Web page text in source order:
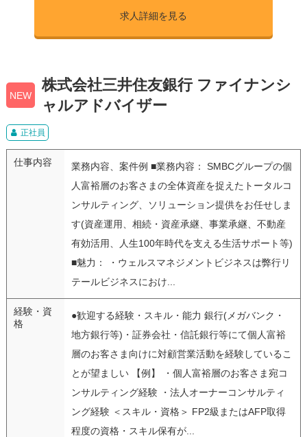
求人詳細を見る
NEW
株式会社三井住友銀行 ファイナンシ
ャルアドバイザー
正社員
仕事内容
業務内容、案件例 ■業務内容： SMBCグループの個
人富裕層のお客さまの全体資産を捉えたトータルコ
ンサルティング、ソリューション提供をお任せしま
す(資産運用、相続・資産承継、事業承継、不動産
有効活用、人生100年時代を支える生活サポート等)
■魅力： ・ウェルスマネジメントビジネスは弊行リ
テールビジネスにおけ...
経験・資
格
●歓迎する経験・スキル・能力 銀行(メガバンク・
地方銀行等)・証券会社・信託銀行等にて個人富裕
層のお客さま向けに対顧営業活動を経験しているこ
とが望ましい 【例】 ・個人富裕層のお客さま宛コ
ンサルティング経験 ・法人オーナーコンサルティ
ング経験 ＜スキル・資格＞ FP2級またはAFP取得
程度の資格・スキル保有が...